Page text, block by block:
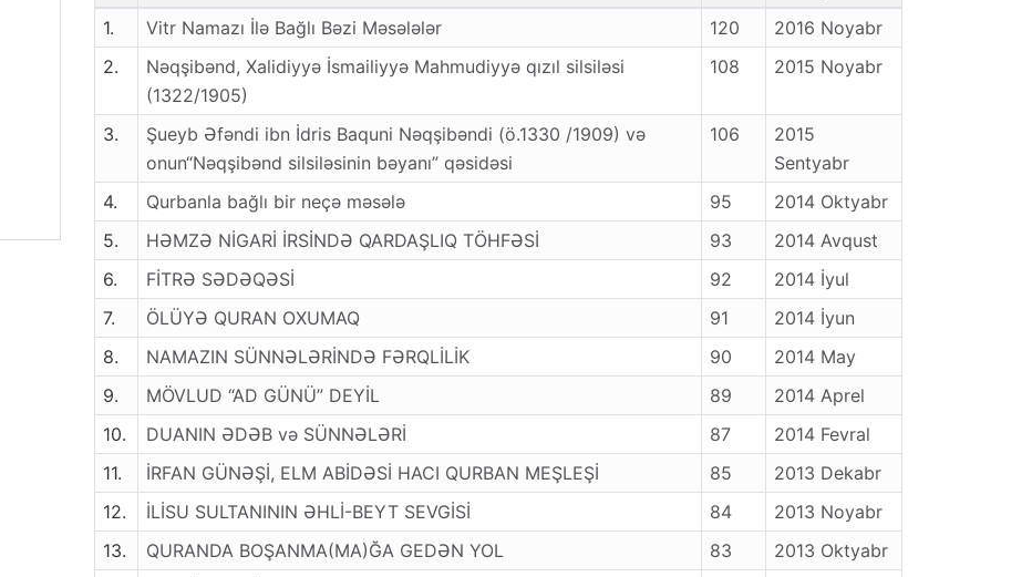
1.
Vitr Namazı İlə Bağlı Bəzi Məsələlər 120
2016 Noyabr
2.
Nəqşibənd, Xalidiyyə İsmailiyyə Mahmudiyyə qızıl silsiləsi
(1322/1905)
108 2015 Noyabr
3.
Şueyb Əfəndi ibn İdris Baquni Nəqşibəndi (ö.1330 /1909) və
onun“Nəqşibənd silsiləsinin bəyanı” qəsidəsi
106
2015
Sentyabr
4.
Qurbanla bağlı bir neçə məsələ 95
2014 Oktyabr
5.
HƏMZƏ NİGARİ İRSİNDƏ QARDAŞLIQ TÖHFƏSİ 93
2014 Avqust
6.
FİTRƏ SƏDƏQƏSİ 92
2014 İyul
7.
ÖLÜYƏ QURAN OXUMAQ 91
2014 İyun
8.
NAMAZIN SÜNNƏLƏRİNDƏ FƏRQLİLİK 90
2014 May
9.
MÖVLUD “AD GÜNÜ” DEYİL 89
2014 Aprel
10.
DUANIN ƏDƏB və SÜNNƏLƏRİ 87
2014 Fevral
11.
İRFAN GÜNƏŞİ, ELM ABİDƏSİ HACI QURBAN MEŞLEŞİ 85
2013 Dekabr
12.
İLİSU SULTANININ ƏHLİ-BEYT SEVGİSİ 84
2013 Noyabr
13.
QURANDA BOŞANMA(MA)ĞA GEDƏN YOL 83
2013 Oktyabr